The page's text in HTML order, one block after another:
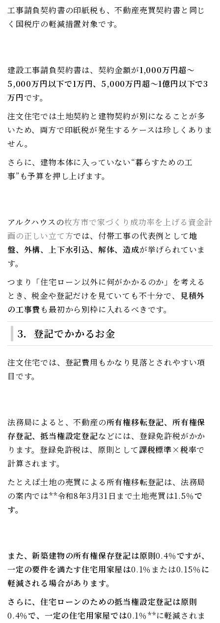
工事請負契約書の印紙税も、不動産売買契約書と同じ
く国税庁の軽減措置対象です。
建設工事請負契約書は、契約金額が1,000万円超〜
5,000万円以下で1万円、5,000万円超〜1億円以下で3
万円です。
注文住宅では土地契約と建物契約が別になることが多
いため、両方で印紙税が発生するケースは珍しくありま
せん。
さらに、建物本体に入っていない“暮らすための工
事”も予算を押し上げます。
アルクハウスの枚方市で家づくり成功率を上げる資金計
画の正しい立て方では、付帯工事の代表例として地
盤、外構、上下水引込、解体、造成が挙げられていま
す。
つまり「住宅ローン以外に何がかかるのか」を考える
とき、税金や登記だけを見ていても不十分で、
見積外
の工事費も最初から別枠に入れるべきです。
3．登記でかかるお金
注文住宅では、登記費用もかなり見落とされやすい項
目です。
法務局によると、不動産の所有権移転登記、所有権保
存登記、抵当権設定登記などには、登録免許税がかか
ります。登録免許税は、原則として課税標準×税率で
計算されます。
たとえば土地の売買による所有権移転登記は、法務局
の案内では**令和8年3月31日まで土地売買は1.5％で
す。
また、新築建物の所有権保存登記は原則0.4％ですが、
一定の要件を満たす住宅用家屋は0.1％または0.15％ に
軽減される場合があります。
さらに、住宅ローンのための抵当権設定登記は原則
0.4％で、一定の住宅用家屋では0.1％**に軽減されま